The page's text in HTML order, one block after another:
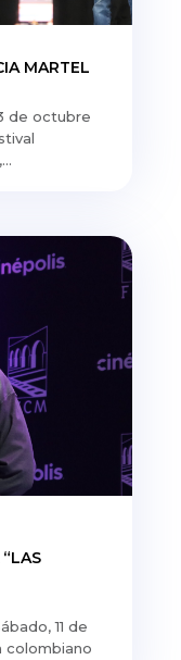
MARTEL
de octubre
11 de
colombiano